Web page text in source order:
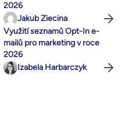
2026
Jakub Ziecina
Využití seznamů Opt-In e-
mailů pro marketing v roce
2026
Izabela Harbarczyk